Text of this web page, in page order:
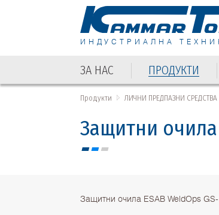
ИНДУСТРИАЛНА
ЗА НАС ПРОДУКТИ
ЗА НАС ПРОДУКТИ
Продукти ЛИЧНИ ПРЕДПАЗНИ СРЕДСТВА
Защитни очила
Защитни очила ESAB WeldOps